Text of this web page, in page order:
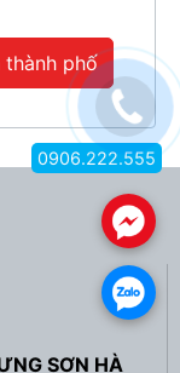
thành phố
SƠN HÀ
.
.
0906.222.555